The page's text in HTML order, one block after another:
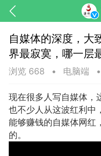
，华夏中医人：家门口
自媒体的深度，大
界最寂寞，哪一层
浏览 668 • 电脑端 •
现在很多人写自媒体，
也不少人从这波红利中
能够赚钱的自媒体网红
的。